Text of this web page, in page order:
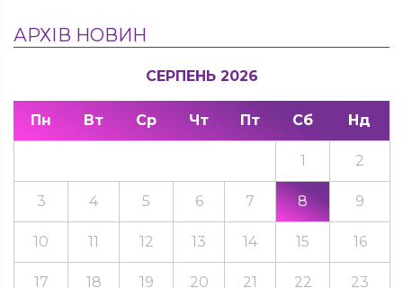
АРХІВ НОВИН
СЕРПЕНЬ 2026
Пн Вт Ср Чт Пт Сб Нд
1 2
3 4 5 6 7 8 9
10 11 12 13 14 15 16
17 18 19 20 21 22 23